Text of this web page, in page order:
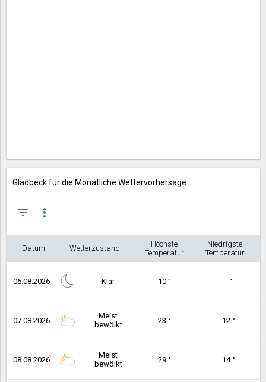
Gladbeck für die Monatliche Wettervorhersage
filter_list more_vert
Datum Wetterzustand
Höchste
Temperatur
Niedrigste
Temperatur
06.08.2026 Klar 10 ° - °
07.08.2026
Meist
bewölkt
23 ° 12 °
08.08.2026
Meist
bewölkt
29 ° 14 °